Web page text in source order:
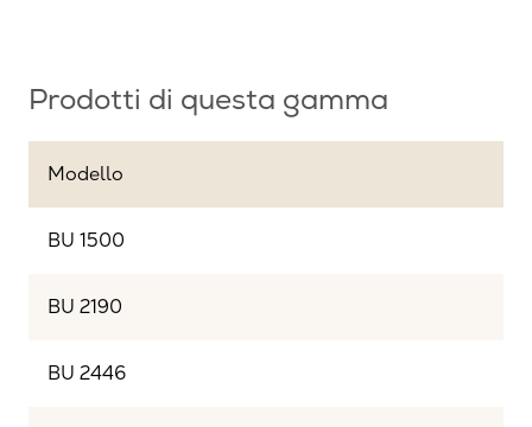
Prodotti di questa gamma
Modello
BU 1500
BU 2190
BU 2446